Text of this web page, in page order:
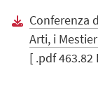
Conferenza
Arti, i
[ .pdf 463.82